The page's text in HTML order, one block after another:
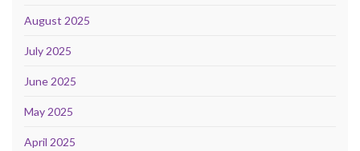
August 2025
July 2025
June 2025
May 2025
April 2025